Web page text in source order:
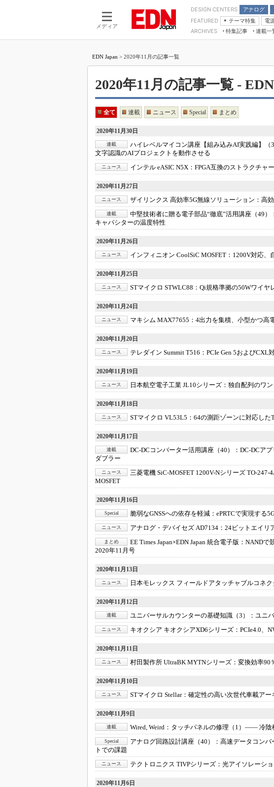
メディア
DESIGN CENTERS アナログ
モーターLSI
受動部品
FEATURED
テーマ特集
つながるクルマ
5G（EE Times Japan）
製品解剖（EE Times Japan）
電
モーター入門
ARCHIVES 特集記事
連載一
マイクロプロセッサ懐古録
用講座
たった2つの式で始めるDC/DCコン
DC-DCコンバーター活用講座
マイコン講座
Q&Aで学ぶマイコン講座
アナログ設計のきほん／ADCとノイ
ズ編
Bluetooth mesh入門
計測器メーカーから見た5G
IoT時代の無線規格を知る【Z-Wave
編】
電子ブックレット
EDN Japan > 2020年11月の記事一覧
2020年11月の記事一覧 -
全て 連載 ニュース Special まとめ
2020年11月30日
連載 ハイレベルマイコン講座【組み込みAI実践編】（3
文字認識のAIプロジェクトを動作させる
ニュース インテル eASIC N5X： FPGA互換のストラクチャ
2020年11月27日
ニュース ザイリンクス 高効率5G無線ソリューション： 高
連載 中堅技術者に贈る電子部品“徹底”活用講座（49）
キャパシターの温度特性
2020年11月26日
ニュース インフィニオン CoolSiC MOSFET： 1200V対応、
2020年11月25日
ニュース STマイクロ STWLC88： Qi規格準拠の50Wワイヤ
2020年11月24日
ニュース マキシム MAX77655： 4出力を集積、小型かつ高
2020年11月20日
ニュース テレダイン Summit T516： PCIe Gen 5およびCXL
2020年11月19日
ニュース 日本航空電子工業 JL10シリーズ： 独自配列のワ
2020年11月18日
ニュース STマイクロ VL53L5： 64の測距ゾーンに対応した
2020年11月17日
連載 DC-DCコンバーター活用講座（40）： DC-DCア
ダブラー
ニュース 三菱電機 SiC-MOSFET 1200V-Nシリーズ TO-247-
MOSFET
2020年11月16日
Special 脆弱なGNSSへの依存を軽減： ePRTCで実現する
ニュース アナログ・デバイセズ AD7134： 24ビットエイリ
まとめ EE Times Japan×EDN Japan 統合電子版： NANDで
2020年11月号
2020年11月13日
ニュース 日本モレックス フィールドアタッチャブルコネク
2020年11月12日
連載 ユニバーサルカウンターの基礎知識（3）： ユニ
ニュース キオクシア キオクシアXD6シリーズ： PCIe4.0、
2020年11月11日
ニュース 村田製作所 UltraBK MYTNシリーズ： 変換効率90
2020年11月10日
ニュース STマイクロ Stellar： 確定性の高い次世代車載ア
2020年11月9日
連載 Wired, Weird： タッチパネルの修理（1）―― 冷陰
Special アナログ回路設計講座（40）： 高速データコンバ
トでの課題
ニュース テクトロニクス TIVPシリーズ： 光アイソレーシ
2020年11月6日